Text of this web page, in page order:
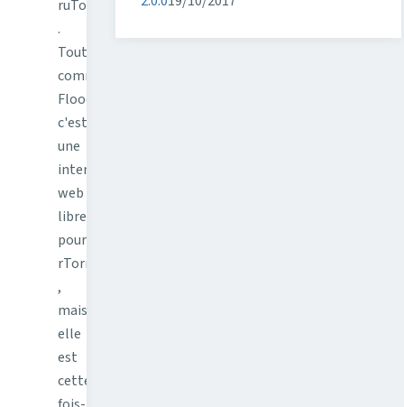
ruTorrent
.
Tout
comme
Flood,
c'est
une
interface
web
libre
pour
rTorrent
,
mais
elle
est
cette